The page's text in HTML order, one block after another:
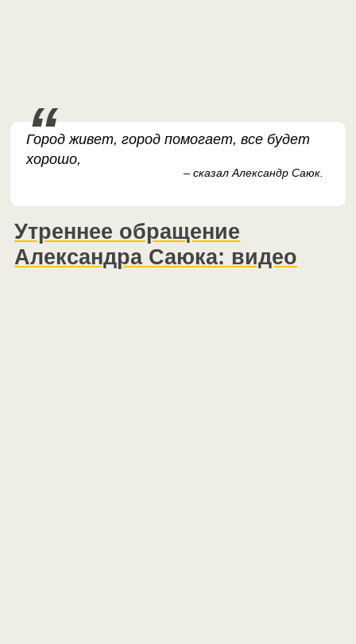
Город живет, город помогает, все будет
хорошо,
– сказал Александр Саюк.
Утреннее обращение
Александра Саюка: видео